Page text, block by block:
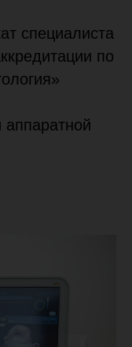
специалиста
по